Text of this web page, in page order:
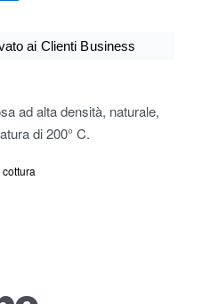
ai Clienti Business
ad alta densità, naturale,
di 200° C.